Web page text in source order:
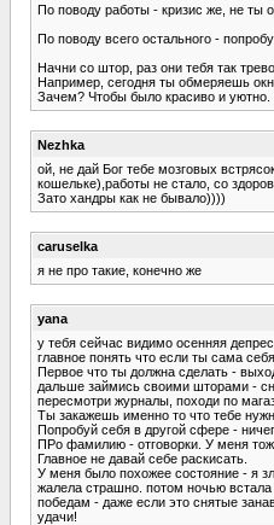
По поводу работы - кризис же, не ты
По поводу всего остального -
Начни со штор, раз они тебя так
Например, сегодня ты обмеряешь
Зачем? Чтобы было красиво и уютно.
Nezhka
ой, не дай Бог тебе мозговых
кошельке),работы не стало, со
Зато хандры как не бывало))))
caruselka
я не про такие, конечно же
yana
у тебя сейчас видимо осенняя
главное понять что если ты сама
Первое что ты должна сделать -
дальше займись своими
пересмотри журналы, походи по
Ты закажешь именно то что тебе
Попробуй себя в другой сфере -
ПРо фамилию - отговорки. У меня
Главное не давай себе раскисать.
У меня было похожее состояние - я
жалела страшно. потом ночью встала
победам - даже если это снятые
удачи!